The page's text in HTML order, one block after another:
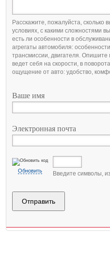
Расскажите, пожалуйста, сколько
условиях, с какими сложностями
есть ли особенности в
агрегаты автомобиля:
трансмиссии, двигателя. Опишите
ведет себя на скорости, в
ощущение от авто: удобство,
Ваше имя
Электронная почта
Обновить Введите символы,